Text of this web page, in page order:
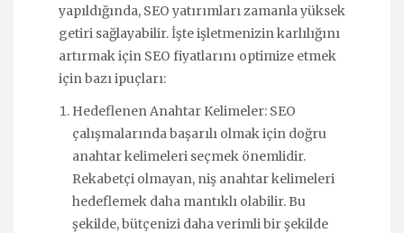
yapıldığında, SEO yatırımları zamanla yüksek
getiri sağlayabilir. İşte işletmenizin karlılığını
artırmak için SEO fiyatlarını optimize etmek
için bazı ipuçları:
Hedeflenen Anahtar Kelimeler: SEO
çalışmalarında başarılı olmak için doğru
anahtar kelimeleri seçmek önemlidir.
Rekabetçi olmayan, niş anahtar kelimeleri
hedeflemek daha mantıklı olabilir. Bu
şekilde, bütçenizi daha verimli bir şekilde